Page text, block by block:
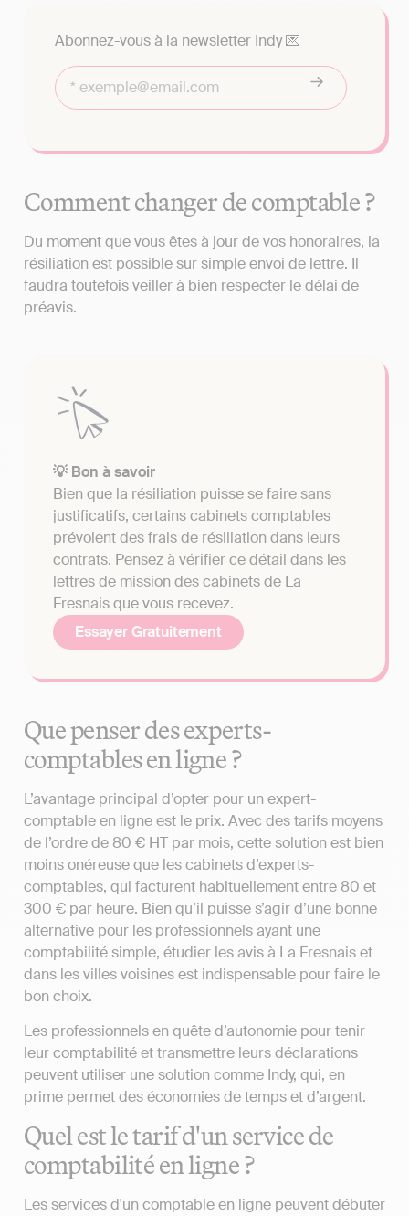
Abonnez-vous à la newsletter Indy 💌
Comment changer de comptable ?
Du moment que vous êtes à jour de vos honoraires, la
résiliation est possible sur simple envoi de lettre. Il
faudra toutefois veiller à bien respecter le délai de
préavis.
💡 Bon à savoir
Bien que la résiliation puisse se faire sans
justificatifs, certains cabinets comptables
prévoient des frais de résiliation dans leurs
contrats. Pensez à vérifier ce détail dans les
lettres de mission des cabinets de La
Fresnais que vous recevez.
Essayer Gratuitement
Que penser des experts-
comptables en ligne ?
L’avantage principal d’opter pour un expert-
comptable en ligne est le prix. Avec des tarifs moyens
de l’ordre de 80 € HT par mois, cette solution est bien
moins onéreuse que les cabinets d’experts-
comptables, qui facturent habituellement entre 80 et
300 € par heure. Bien qu’il puisse s’agir d’une bonne
alternative pour les professionnels ayant une
comptabilité simple, étudier les avis à La Fresnais et
dans les villes voisines est indispensable pour faire le
bon choix.
Les professionnels en quête d’autonomie pour tenir
leur comptabilité et transmettre leurs déclarations
peuvent utiliser une solution comme Indy, qui, en
prime permet des économies de temps et d’argent.
Quel est le tarif d'un service de
comptabilité en ligne ?
Les services d'un comptable en ligne peuvent débuter